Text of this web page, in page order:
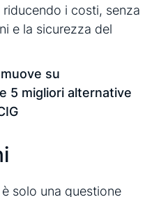
i costi, senza
e la sicurezza​ del
su
5 migliori alternative
solo una questione